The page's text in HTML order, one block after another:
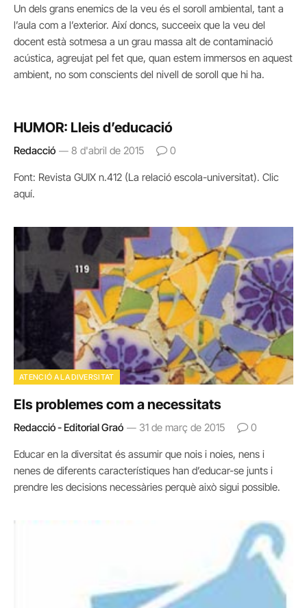
Un dels grans enemics de la veu és el soroll ambiental, tant a
l’aula com a l’exterior. Així doncs, succeeix que la veu del
docent està sotmesa a un grau massa alt de contaminació
acústica, agreujat pel fet que, quan estem immersos en aquest
ambient, no som conscients del nivell de soroll que hi ha.
HUMOR: Lleis d’educació
Redacció 8 d'abril de 2015 0
Font: Revista GUIX n.412 (La relació escola-universitat). Clic
aquí.
ATENCIÓ A LA DIVERSITAT
Els problemes com a necessitats
Redacció - Editorial Graó 31 de març de 2015 0
Educar en la diversitat és assumir que nois i noies, nens i
nenes de diferents característiques han d’educar-se junts i
prendre les decisions necessàries perquè això sigui possible.